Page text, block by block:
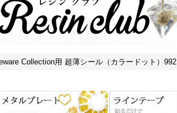
Collection用 超薄シール（カラードット）992